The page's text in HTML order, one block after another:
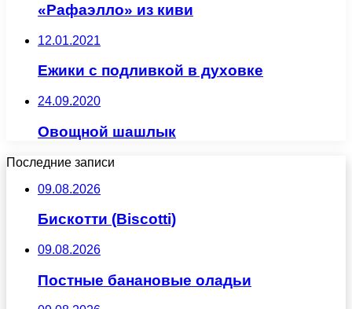
«Рафаэлло» из киви
12.01.2021
Ежики с подливкой в духовке
24.09.2020
Овощной шашлык
Последние записи
09.08.2026
Бискотти (Biscotti)
09.08.2026
Постные банановые оладьи